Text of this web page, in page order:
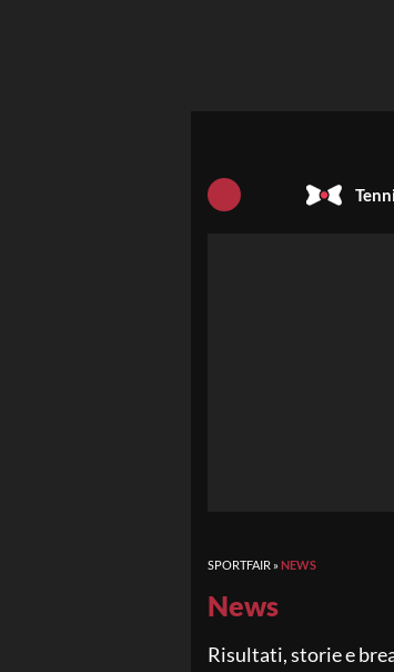
SPORTFAIR »NEWS
News
Risultati, storie e